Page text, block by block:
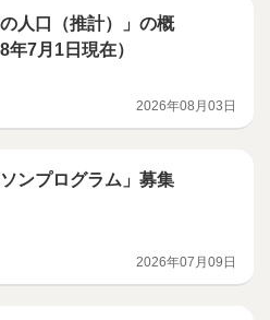
の人口（推計）」の概
年7月1日現在）
2026年08月03日
ソンプログラム」募集
2026年07月09日